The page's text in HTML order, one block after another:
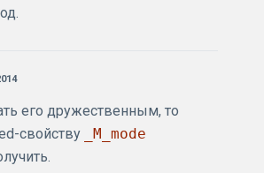
его дружественным, то
свойству
_M_mode